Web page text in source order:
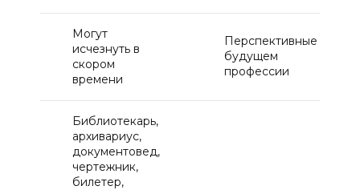
Могут
исчезнуть в
скором
времени
Перспективные в
будущем
профессии
Библиотекарь,
архивариус,
документовед,
чертежник,
билетер,